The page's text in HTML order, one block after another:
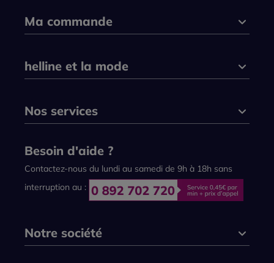
Ma commande
helline et la mode
Nos services
Besoin d'aide ?
Contactez-nous du lundi au samedi de 9h à 18h sans
interruption au :
Notre société